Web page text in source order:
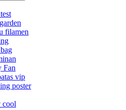
filamen
Fan
vip
poster
cool